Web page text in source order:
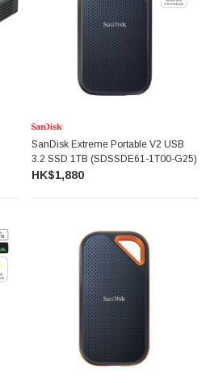
SanDisk Extreme Portable V2 USB
3.2 SSD 1TB (SDSSDE61-1T00-G25)
HK$1,880